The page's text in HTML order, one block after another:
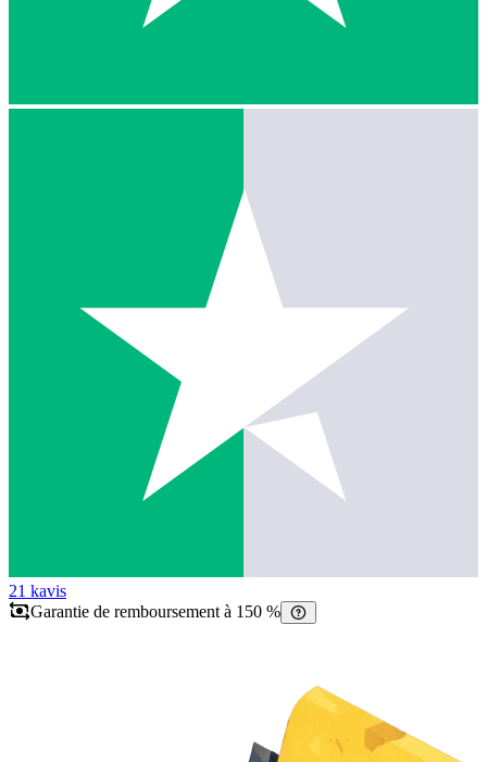
21 kavis
Garantie de remboursement à 150 %